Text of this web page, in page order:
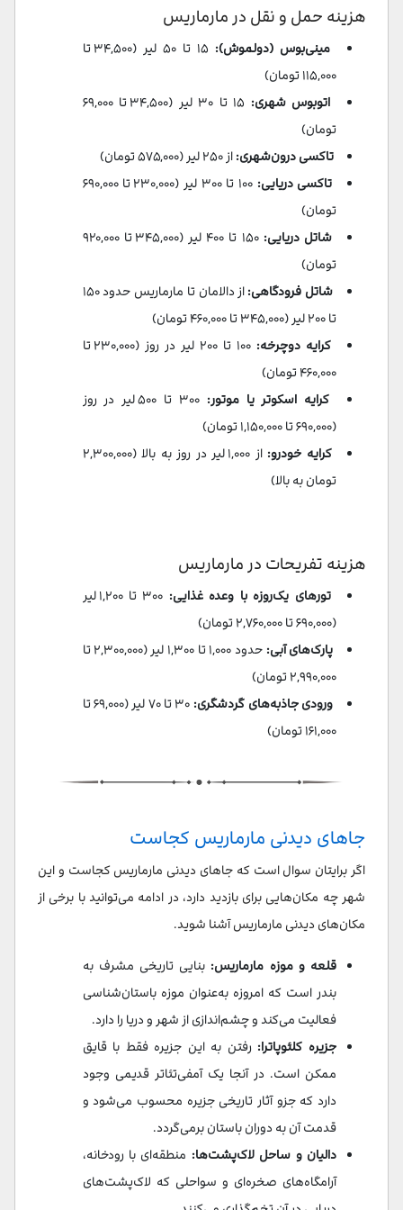
هزینه حمل و نقل در مارماریس
مینی‌بوس (دولموش):
۱۵ تا ۵۰ لیر (۳۴,۵۰۰ تا
۱۱۵,۰۰۰ تومان)
اتوبوس شهری:
۱۵ تا ۳۰ لیر (۳۴,۵۰۰ تا ۶۹,۰۰۰
تومان)
تاکسی درون‌شهری:از ۲۵۰ لیر (۵۷۵,۰۰۰ تومان)
تاکسی دریایی:
۱۰۰ تا ۳۰۰ لیر (۲۳۰,۰۰۰ تا ۶۹۰,۰۰۰
تومان)
شاتل دریایی:
۱۵۰ تا ۴۰۰ لیر (۳۴۵,۰۰۰ تا ۹۲۰,۰۰۰
تومان)
شاتل فرودگاهی:
از دالامان تا مارماریس حدود ۱۵۰
تا ۲۰۰ لیر (۳۴۵,۰۰۰ تا ۴۶۰,۰۰۰ تومان)
کرایه دوچرخه:
۱۰۰ تا ۲۰۰ لیر در روز (۲۳۰,۰۰۰ تا
۴۶۰,۰۰۰ تومان)
کرایه اسکوتر یا موتور:
۳۰۰ تا ۵۰۰ لیر در روز
(۶۹۰,۰۰۰ تا ۱,۱۵۰,۰۰۰ تومان)
کرایه خودرو:
از ۱,۰۰۰ لیر در روز به بالا (۲,۳۰۰,۰۰۰
تومان به بالا)
هزینه تفریحات در مارماریس
تورهای یک‌روزه با وعده غذایی:
۳۰۰ تا ۱,۲۰۰ لیر
(۶۹۰,۰۰۰ تا ۲,۷۶۰,۰۰۰ تومان)
پارک‌های آبی:
حدود ۱,۰۰۰ تا ۱,۳۰۰ لیر (۲,۳۰۰,۰۰۰ تا
۲,۹۹۰,۰۰۰ تومان)
ورودی جاذبه‌های گردشگری:
۳۰ تا ۷۰ لیر (۶۹,۰۰۰ تا
۱۶۱,۰۰۰ تومان)
جاهای دیدنی مارماریس کجاست
اگر برایتان سوال است که جاهای دیدنی مارماریس کجاست و این
شهر چه مکان‌هایی برای بازدید دارد، در ادامه می‌توانید با برخی از
مکان‌های دیدنی مارماریس آشنا شوید.
قلعه و موزه مارماریس: بنایی تاریخی مشرف به
بندر است که امروزه به‌عنوان موزه باستان‌شناسی
فعالیت می‌کند و چشم‌اندازی از شهر و دریا را دارد.
جزیره کلئوپاترا: رفتن به این جزیره فقط با قایق
ممکن است. در آنجا یک آمفی‌تئاتر قدیمی وجود
دارد که جزو آثار تاریخی جزیره محسوب می‌شود و
قدمت آن به دوران باستان برمی‌گردد.
دالیان و ساحل لاک‌پشت‌ها: منطقه‌ای‌ با رودخانه،
آرامگاه‌های صخره‌ای و سواحلی که لاک‌پشت‌های